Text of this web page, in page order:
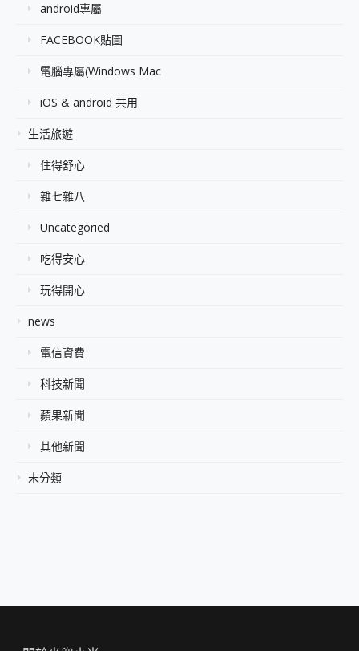
android專屬
FACEBOOK貼圖
電腦專屬(Windows Mac
iOS & android 共用
生活旅遊
住得舒心
雜七雜八
Uncategoried
吃得安心
玩得開心
news
電信資費
科技新聞
蘋果新聞
其他新聞
未分類